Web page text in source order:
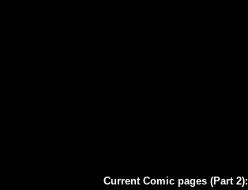
Current Comic pages (Part 2):